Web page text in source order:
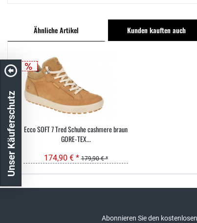
Ähnliche Artikel Kunden kauften auch
Ecco SOFT 7 Tred Schuhe cashmere braun
GORE-TEX...
174,90 € * 179,90 € *
Abonnieren Sie den
Unser Käuferschutz